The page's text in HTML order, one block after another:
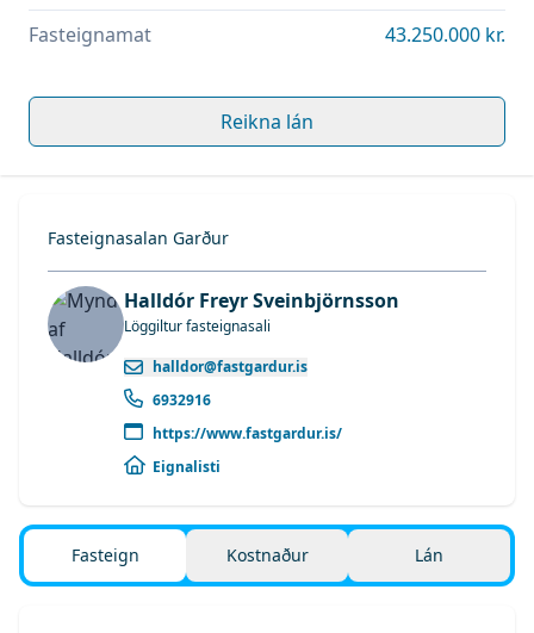
Fasteignamat 43.250.000 kr.
Reikna lán
Fasteignasalan Garður
Halldór Freyr Sveinbjörnsson
Löggiltur fasteignasali
halldor@fastgardur.is
6932916
https://www.fastgardur.is/
Eignalisti
Fasteign Kostnaður Lán